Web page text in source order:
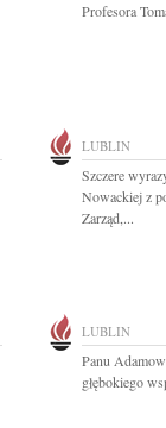
Profesora
LUBLIN
Szczere
Nowackiej z
Zarząd,...
LUBLIN
Panu
głębokiego